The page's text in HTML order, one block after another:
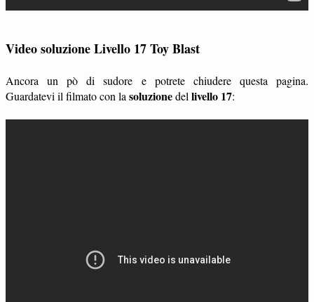
Video soluzione Livello 17 Toy Blast
Ancora un pò di sudore e potrete chiudere questa pagina.
Guardatevi il filmato con la soluzionedel livello 17: